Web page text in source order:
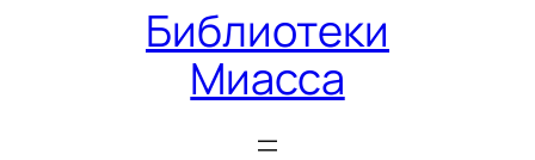
Библиотеки
Миасса